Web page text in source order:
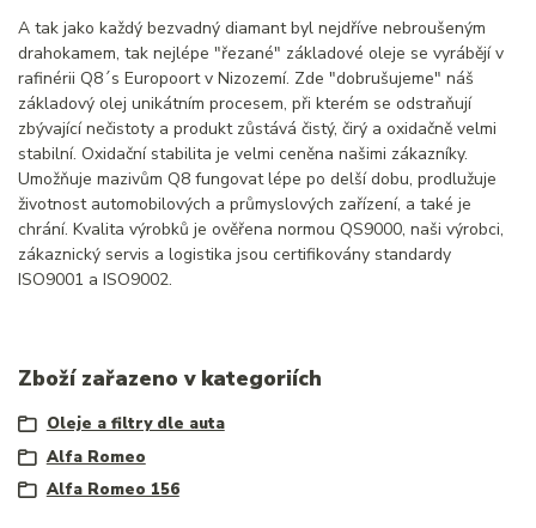
A tak jako každý bezvadný diamant byl nejdříve nebroušeným
drahokamem, tak nejlépe "řezané" základové oleje se vyrábějí v
rafinérii Q8´s Europoort v Nizozemí. Zde "dobrušujeme" náš
základový olej unikátním procesem, při kterém se odstraňují
zbývající nečistoty a produkt zůstává čistý, čirý a oxidačně velmi
stabilní. Oxidační stabilita je velmi ceněna našimi zákazníky.
Umožňuje mazivům Q8 fungovat lépe po delší dobu, prodlužuje
životnost automobilových a průmyslových zařízení, a také je
chrání. Kvalita výrobků je ověřena normou QS9000, naši výrobci,
zákaznický servis a logistika jsou certifikovány standardy
ISO9001 a ISO9002.
Zboží zařazeno v kategoriích
Oleje a filtry dle auta
Alfa Romeo
Alfa Romeo 156